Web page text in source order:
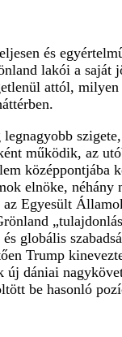
és
lakói a saját
attól,
működik, az
középpontjába
elnöke, néhány
Egyesült
globális
Trump
új dániai
be hasonló